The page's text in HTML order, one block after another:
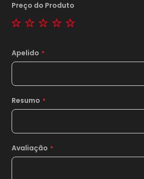
Preço do Produto
1 star2 stars3 stars4 stars
Apelido
Resumo
Avaliação